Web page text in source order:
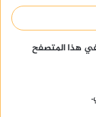
في هذا المتصفح